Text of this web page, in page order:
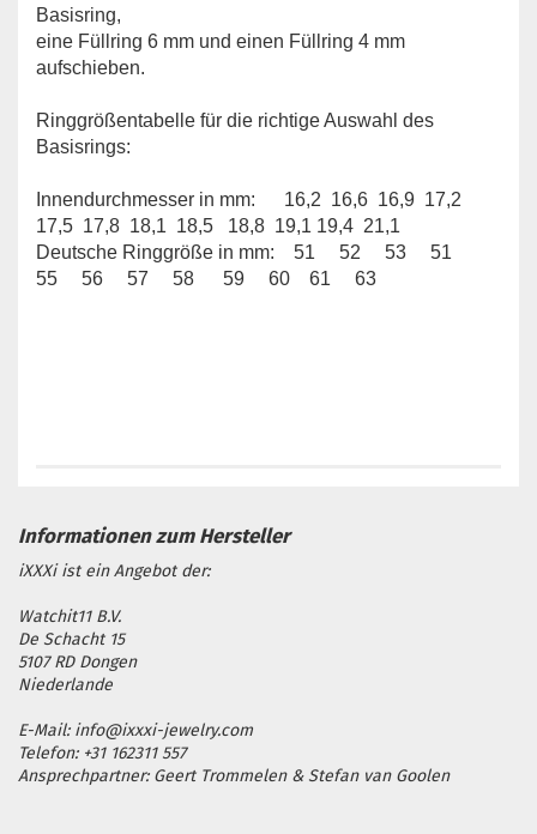
Basisring,
eine Füllring 6 mm und einen Füllring 4 mm
aufschieben.
Ringgrößentabelle für die richtige Auswahl des
Basisrings:
Innendurchmesser in mm: 16,2 16,6 16,9 17,2
17,5 17,8 18,1 18,5 18,8 19,1 19,4 21,1
Deutsche Ringgröße in mm: 51 52 53 51
55 56 57 58 59 60 61 63
iXXXi ist ein Angebot der:
Watchit11 B.V.
De Schacht 15
5107 RD Dongen
Niederlande
E-Mail: info@ixxxi-jewelry.com
Telefon: +31 162311 557
Ansprechpartner: Geert Trommelen & Stefan van Goolen